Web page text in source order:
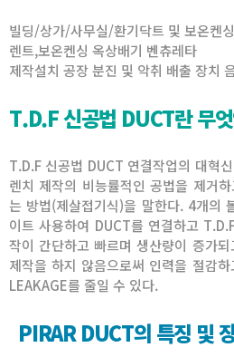
빌딩/상가/사무실/환기닥트 및 보온켄
렌트,보온켄싱 옥상배기 벤츄레타
제작설치 공장 분진 및 악취 배출 장치
T.D.F 신공법 DUCT란 무
T.D.F 신공법 DUCT 연결작업의 대혁
렌치 제작의 비능률적인 공법을 제거
는 방법(제살접기식)을 말한다. 4개의
이트 사용하여 DUCT를 연결하고
작이 간단하고 빠르며 생산량이 증가
제작을 하지 않음으로써 인력을 절감
LEAKAGE를 줄일 수 있다.
PIRAR DUCT의 특징 및